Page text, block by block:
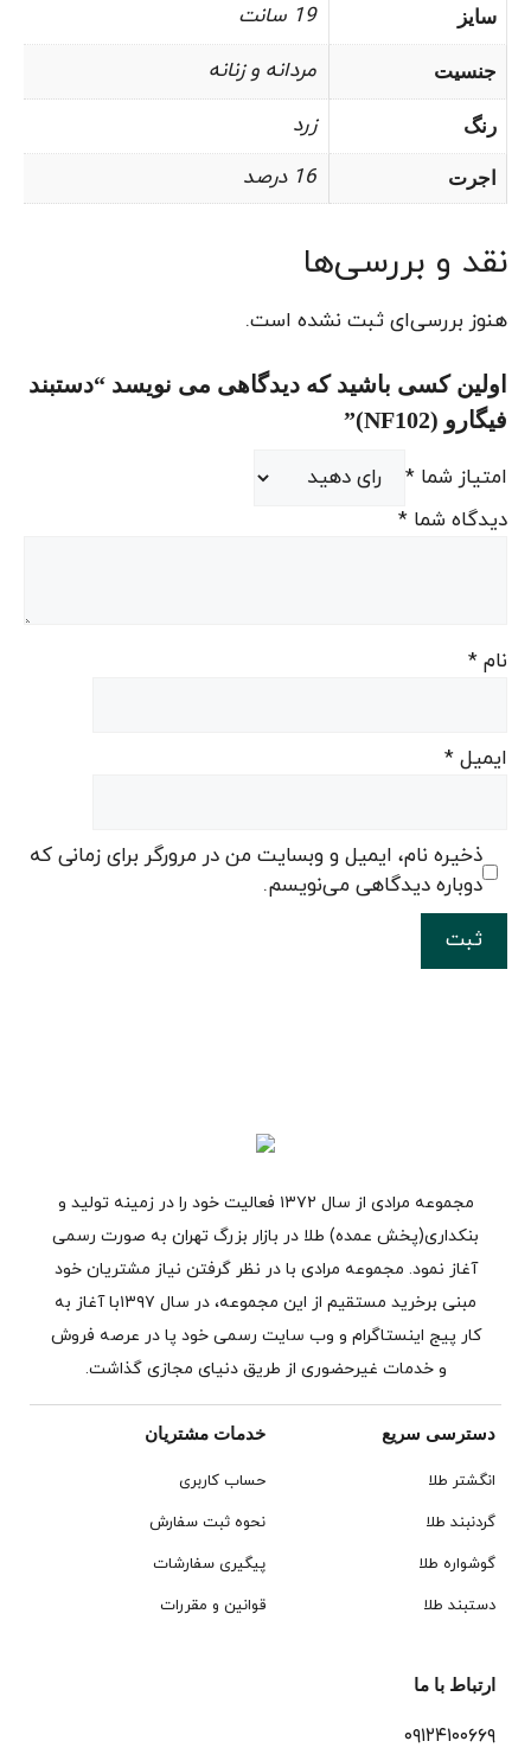
سایز 19 سانت
جنسیت مردانه و زنانه
رنگ زرد
اجرت 16 درصد
نقد و بررسی‌ها
هنوز بررسی‌ای ثبت نشده است.
اولین کسی باشید که دیدگاهی می نویسد “دستبند
فیگارو (NF102)”
امتیاز شما *
دیدگاه شما *
نام *
ایمیل *
ذخیره نام، ایمیل و وبسایت من در مرورگر برای زمانی که
دوباره دیدگاهی می‌نویسم.
مجموعه مرادی از سال ۱۳۷۲ فعالیت خود را در زمینه تولید و
بنکداری(پخش عمده) طلا در بازار بزرگ تهران به صورت رسمی
آغاز نمود. مجموعه مرادی با در نظر گرفتن نیاز مشتریان خود
مبنی برخرید مستقیم از این مجموعه، در سال ۱۳۹۷با آغاز به
کار پیج اینستاگرام و وب سایت رسمی خود پا در عرصه فروش
و خدمات غیرحضوری از طریق دنیای مجازی گذاشت.
دسترسی سریع
انگشتر طلا
گردنبند طلا
گوشواره طلا
دستبند طلا
خدمات مشتریان
حساب کاربری
نحوه ثبت سفارش
پیگیری سفارشات
قوانین و مقررات
ارتباط با ما
۰۹۱۲۴۱۰۰۶۶۹